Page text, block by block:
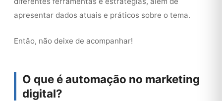
apresentar dados atuais e práticos sobre o tema.
Então, não deixe de acompanhar!
O que é automação no marketing
digital?